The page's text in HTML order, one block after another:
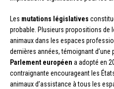
Les mutations législatives
probable. Plusieurs propositions de
animaux dans les espaces
dernières années, témoignant
Parlement européen a adopté en
contraignante encourageant les
animaux d’assistance à tous les